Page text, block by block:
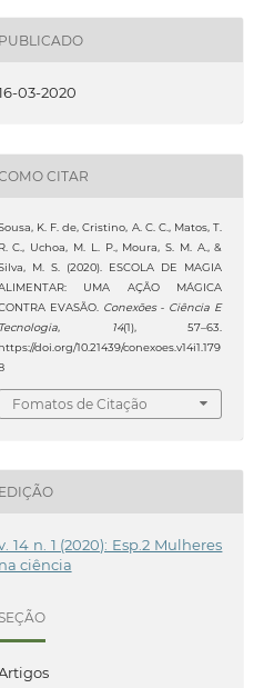
PUBLICADO
03-2020
CITAR
K. F. de, Cristino, A. C. C., Matos, T.
R. C., Uchoa, M. L. P., Moura, S. M. A., &
M. S. (2020). ESCOLA DE MAGIA
UMA AÇÃO MÁGICA
EVASÃO.
Conexões - Ciência E
Tecnologia, 14(1), 57–63.
https://doi.org/10.21439/conexoes.v14i1.179
Fomatos de Citação
EDIÇÃO
14 n. 1 (2020): Esp.2 Mulheres
na ciência